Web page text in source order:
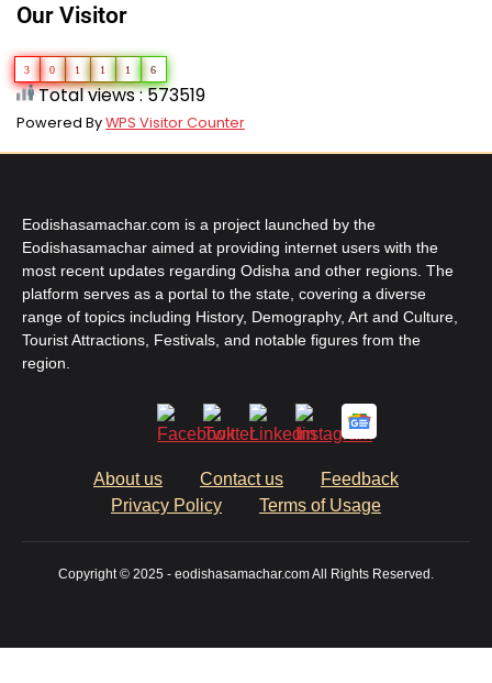
Our Visitor
3 0 1 1 1 6
Total views : 573519
Powered ByWPS Visitor Counter
Eodishasamachar.com is a project launched by the
Eodishasamachar aimed at providing internet users with the
most recent updates regarding Odisha and other regions. The
platform serves as a portal to the state, covering a diverse
range of topics including History, Demography, Art and Culture,
Tourist Attractions, Festivals, and notable figures from the
region.
About us Contact us
Feedback
Privacy Policy
Terms of Usage
Copyright © 2025 - eodishasamachar.com All Rights Reserved.